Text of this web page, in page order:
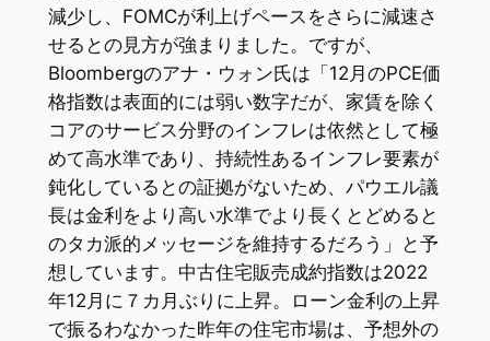
減少し、FOMCが利上げペースをさらに減速さ
せるとの見方が強まりました。ですが、
Bloombergのアナ・ウォン氏は「12月のPCE価
格指数は表面的には弱い数字だが、家賃を除く
コアのサービス分野のインフレは依然として極
めて高水準であり、持続性あるインフレ要素が
鈍化しているとの証拠がないため、パウエル議
長は金利をより高い水準でより長くとどめると
のタカ派的メッセージを維持するだろう」と予
想しています。中古住宅販売成約指数は2022
年12月に７カ月ぶりに上昇。ローン金利の上昇
で振るわなかった昨年の住宅市場は、予想外の